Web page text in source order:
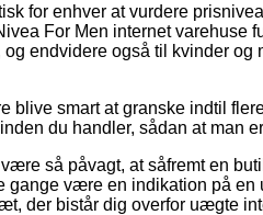
for enhver at vurdere
For Men internet varehuse
og endvidere også til kvinder
blive smart at granske indtil
du handler, sådan at man
så påvagt, at såfremt en
gange være en indikation på
der bistår dig overfor uægte